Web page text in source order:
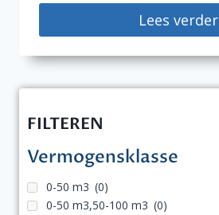
Lees verder
FILTEREN
Vermogensklasse
0-50 m3 (0)
0-50 m3,50-100 m3 (0)